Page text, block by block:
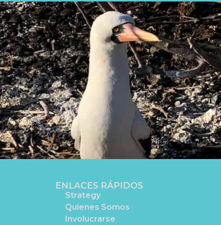
ENLACES RÁPIDOS
Strategy
Quienes Somos
Involucrarse